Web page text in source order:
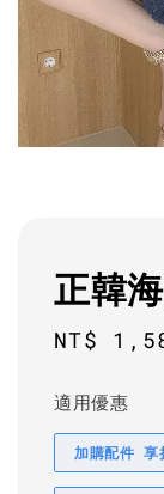
正韓
Regular
NT$
適用優惠
加購配件 享